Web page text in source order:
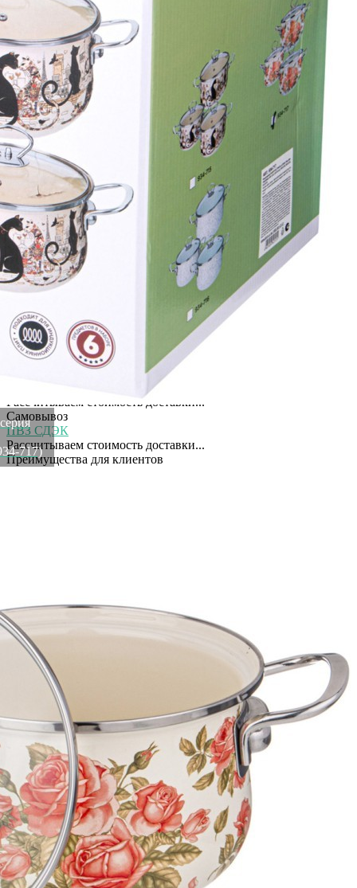
717)
Производитель
Zhejiang Wuyi Xinjiali Industry & Trade Co.,
Ltd
Материал
Сталь Эмалированная/Стекло
Страна
Категория
Кастрюли в наборах
Длина коробки
Ширина
коробки
Высота коробки
Бренд
Рассказать друзьям!
Купить Набор кастрюль agness эмалированных серия
"корейская роза", 6пр. 2,0/2,8/3,6л,18х11/20х12/22х13см Agness
(934-717)
Артикул:934-717(U)
В наличии
7 244₽ ×
Купить
Информация о доставке
Эль-Монте
Рассчитываем стоимость доставки...
Самовывоз
ПВЗ СДЭК
Рассчитываем стоимость доставки...
Преимущества для клиентов
терминале или наличными.
Позвоните менеджеру по телефону или оформите заказ
через корзину
Рекомендуем посмотреть
Скидка!
Мармит с половником lefard серия "охота", 4л Lefard
(920-104)
Быстрый просмотр
8 438₽ 7 247₽